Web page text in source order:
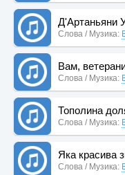
Д'Артаньяни
Слова / Музика:
Вам,
Слова / Музика:
Тополина
Слова / Музика:
Яка красива
Слова / Музика: